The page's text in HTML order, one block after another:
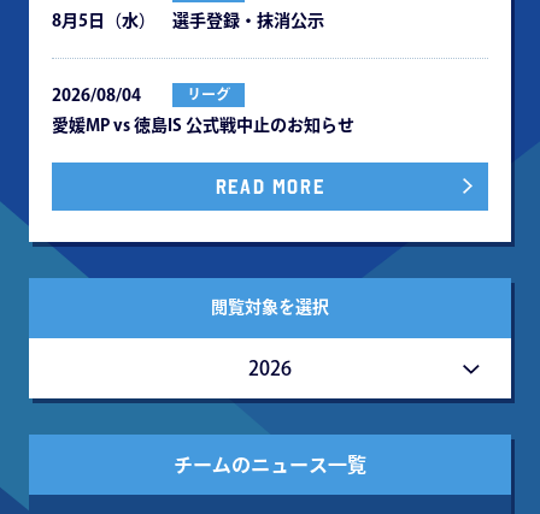
8月5日（水） 選手登録・抹消公示
2026/08/04 リーグ
愛媛MP vs 徳島IS 公式戦中⽌のお知らせ
READ MORE
閲覧対象を選択
2026
チームのニュース一覧